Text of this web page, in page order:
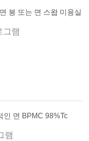
봉 또는 면 스왑 미용실
그램
인 면 BPMC 98%Tc
램